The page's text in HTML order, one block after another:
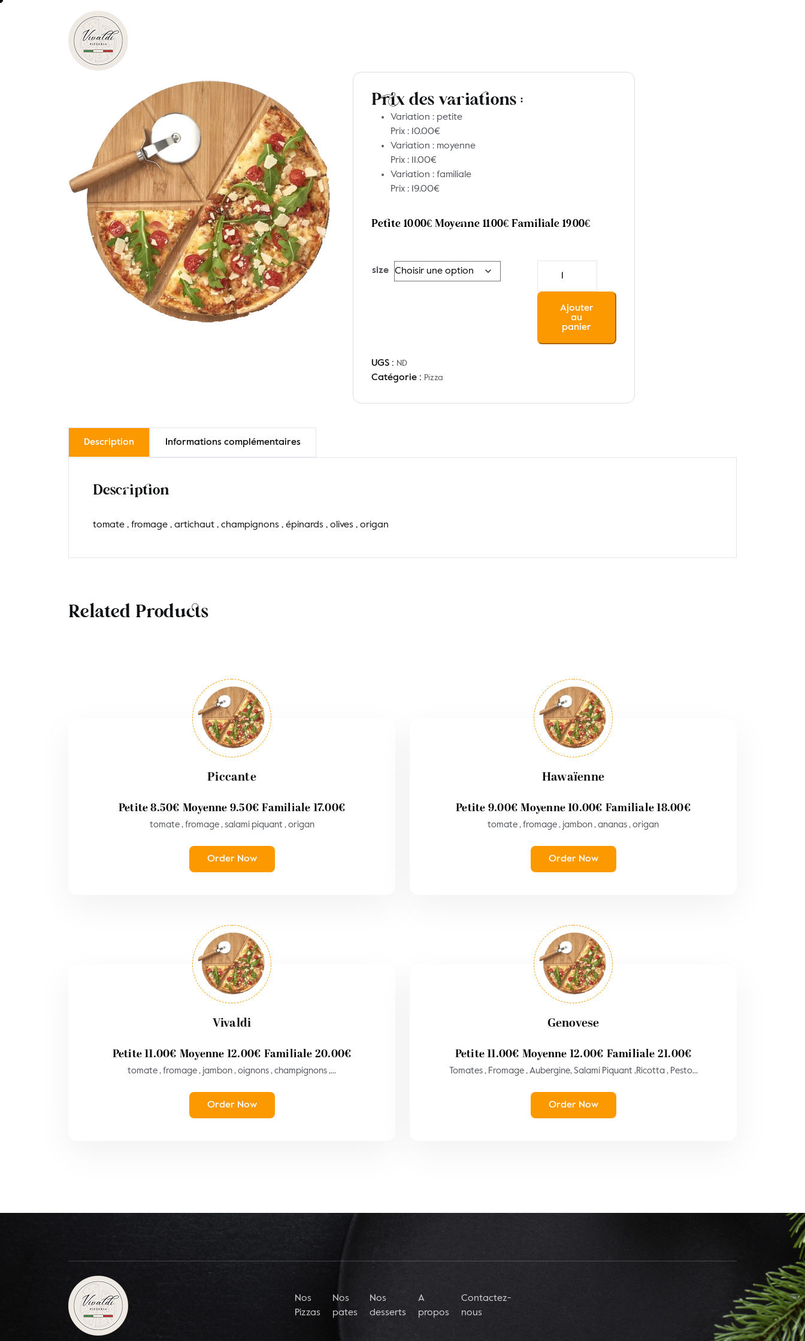
Prix des variations :
Variation : petite
Prix : 10.00€
Variation : moyenne
Prix :
11.00€
Variation : familiale
Prix : 19.00€
Petite 10.00€ Moyenne 11.00€ Familiale 19.00€
size
Végétarienne
Ajouter
au
panier
UGS : ND
Catégorie : Pizza
Description Informations complémentaires
Description
tomate , fromage , artichaut , champignons , épinards , olives , origan
Related Products
Piccante
Petite8.50€ Moyenne 9.50€ Familiale 17.00€
tomate , fromage , salami piquant , origan
Order Now
Hawaïenne
Petite 9.00€ Moyenne10.00€ Familiale18.00€
tomate , fromage , jambon , ananas , origan
Order Now
Vivaldi
Petite11.00€ Moyenne 12.00€ Familiale 20.00€
tomate , fromage , jambon , oignons , champignons ,...
Order Now
Genovese
Petite11.00€ Moyenne 12.00€ Familiale 21.00€
Tomates , Fromage , Aubergine, Salami Piquant ,Ricotta , Pesto...
Order Now
Nos
Pizzas
Nos
pates
Nos
desserts
A
propos
Contactez-
nous